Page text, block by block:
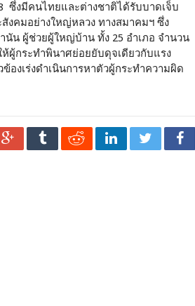
ซึ่งมีคนไทยและต่างชาติได้รับบาดเจ็บ
งคมอย่างใหญ่หลวง ทางสมาคมฯ ซึ่ง
น ผู้ช่วยผู้ใหญ่บ้าน ทั้ง 25 อำเภอ จำนวน
ผู้กระทำพินาศย่อยยับดุจเดียวกับแรง
องเร่งดำเนินการหาตัวผู้กระทำความผิด